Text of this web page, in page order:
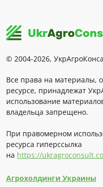
© 2004-2026,
Все права на материалы,
ресурсе, принадлежат
использование
владельца запрещено.
При правомерном
ресурса гиперссылка
на https://
Агрохолдинги Украины